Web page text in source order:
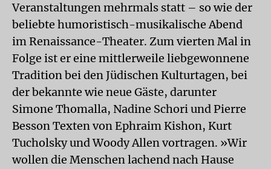
Veranstaltungen mehrmals statt – so wie der
beliebte humoristisch-musikalische Abend
im Renaissance-Theater. Zum vierten Mal in
Folge ist er eine mittlerweile liebgewonnene
Tradition bei den Jüdischen Kulturtagen, bei
der bekannte wie neue Gäste, darunter
Simone Thomalla, Nadine Schori und Pierre
Besson Texten von Ephraim Kishon, Kurt
Tucholsky und Woody Allen vortragen. »Wir
wollen die Menschen lachend nach Hause